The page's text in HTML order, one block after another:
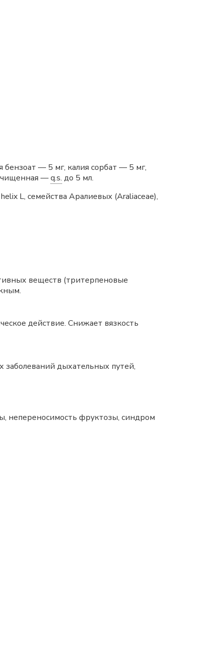
— 5 мг, калия сорбат — 5 мг,
—q.s. до 5 мл.
L, семейства Аралиевых (Araliaceae),
веществ (тритерпеновые
действие. Снижает вязкость
заболеваний дыхательных путей,
непереносимость фруктозы, синдром